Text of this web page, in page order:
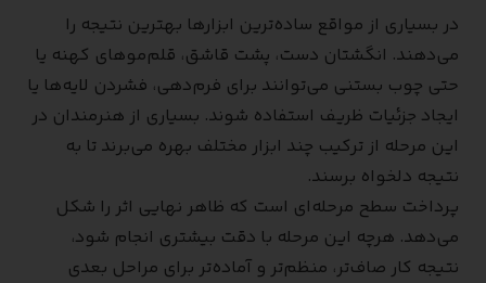
در بسیاری از مواقع ساده‌ترین ابزارها بهترین نتیجه را
می‌دهند. انگشتان دست، پشت قاشق، قلم‌موهای کهنه یا
حتی چوب بستنی می‌توانند برای فرم‌دهی، فشردن لایه‌ها یا
ایجاد جزئیات ظریف استفاده شوند. بسیاری از هنرمندان در
این مرحله از ترکیب چند ابزار مختلف بهره می‌برند تا به
نتیجه دلخواه برسند.
پرداخت سطح مرحله‌ای است که ظاهر نهایی اثر را شکل
می‌دهد. هرچه این مرحله با دقت بیشتری انجام شود،
نتیجه کار صاف‌تر، منظم‌تر و آماده‌تر برای مراحل بعدی